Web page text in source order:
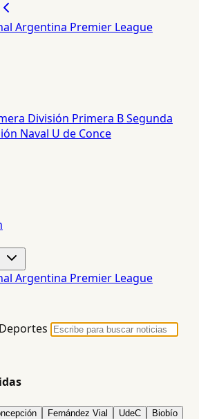
Argentina Premier League
División Primera BSegunda
Naval U de Conce
Argentina Premier League
Fernández Vial UdeC Biobío